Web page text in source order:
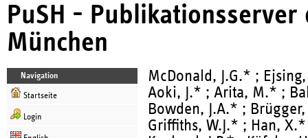
PuSH -
München
Navigation
Startseite
Login
McDonald, J.G.* ;
Aoki, J.* ; Arita, M.* ;
Bowden, J.A.* ;
Griffiths, W.J.* ; Han,